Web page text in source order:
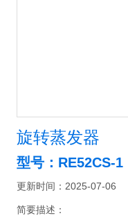
旋转蒸发器
型号：RE52CS-1
更新时间：2025-07-06
简要描述：